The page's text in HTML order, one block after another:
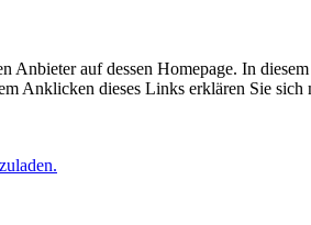
Anbieter auf dessen Homepage. In
Anklicken dieses Links erklären Sie sich